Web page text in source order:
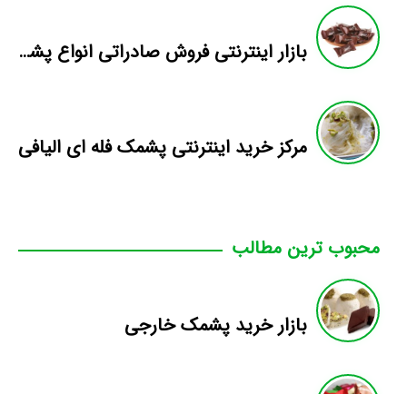
بازار اینترنتی فروش صادراتی انواع پشمک الیافی/شکلاتی
مرکز خرید اینترنتی پشمک فله ای الیافی
محبوب ترین مطالب
بازار خرید پشمک خارجی